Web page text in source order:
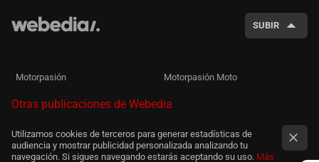
SUBIR
Motorpasión Motorpasión Moto
Otras publicaciones de Webedia
Utilizamos cookies de terceros para generar estadísticas de
audiencia y mostrar publicidad personalizada analizando tu
navegación. Si sigues navegando estarás aceptando su uso. Más